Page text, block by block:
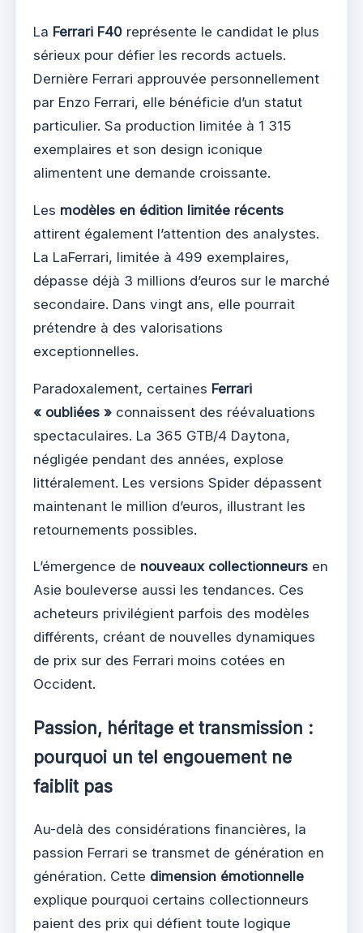
La Ferrari F40 représente le candidat le plus
sérieux pour défier les records actuels.
Dernière Ferrari approuvée personnellement
par Enzo Ferrari, elle bénéficie d’un statut
particulier. Sa production limitée à 1 315
exemplaires et son design iconique
alimentent une demande croissante.
Les modèles en édition limitée récents
attirent également l’attention des analystes.
La LaFerrari, limitée à 499 exemplaires,
dépasse déjà 3 millions d’euros sur le marché
secondaire. Dans vingt ans, elle pourrait
prétendre à des valorisations
exceptionnelles.
Paradoxalement, certaines Ferrari
« oubliées » connaissent des réévaluations
spectaculaires. La 365 GTB/4 Daytona,
négligée pendant des années, explose
littéralement. Les versions Spider dépassent
maintenant le million d’euros, illustrant les
retournements possibles.
L’émergence de nouveaux collectionneurs en
Asie bouleverse aussi les tendances. Ces
acheteurs privilégient parfois des modèles
différents, créant de nouvelles dynamiques
de prix sur des Ferrari moins cotées en
Occident.
Passion, héritage et transmission :
pourquoi un tel engouement ne
faiblit pas
Au-delà des considérations financières, la
passion Ferrari se transmet de génération en
génération. Cette dimension émotionnelle
explique pourquoi certains collectionneurs
paient des prix qui défient toute logique